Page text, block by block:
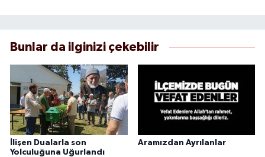
Bunlar da ilginizi çekebilir
İlişen Dualarla son
Yolculuğuna Uğurlandı
Aramızdan Ayrılanlar